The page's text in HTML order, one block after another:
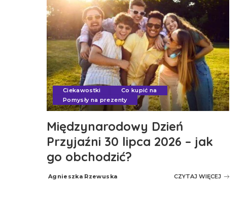
Ciekawostki
Co kupić na
Pomysły na prezenty
Międzynarodowy Dzień
Przyjaźni 30 lipca 2026 – jak
go obchodzić?
Posted
Agnieszka Rzewuska CZYTAJ WIĘCEJ